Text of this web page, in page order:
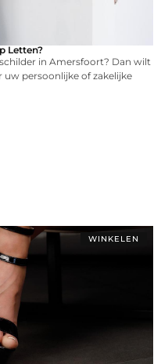
Letten?
in Amersfoort? Dan wilt
persoonlijke of zakelijke
WINKELEN